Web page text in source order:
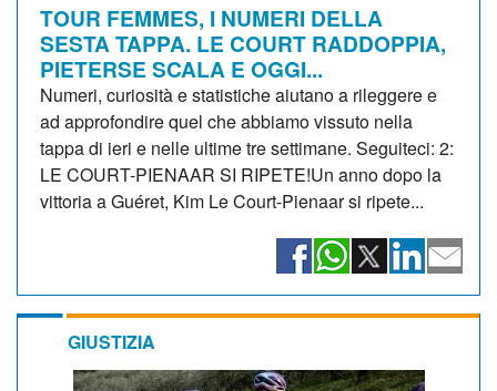
TOUR FEMMES, I NUMERI DELLA
SESTA TAPPA. LE COURT RADDOPPIA,
PIETERSE SCALA E OGGI...
Numeri, curiosità e statistiche aiutano a rileggere e
ad approfondire quel che abbiamo vissuto nella
tappa di ieri e nelle ultime tre settimane. Seguiteci: 2:
LE COURT-PIENAAR SI RIPETE!Un anno dopo la
vittoria a Guéret, Kim Le Court-Pienaar si ripete...
GIUSTIZIA